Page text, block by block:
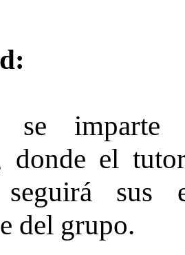
imparte
donde el
seguirá sus
del grupo.